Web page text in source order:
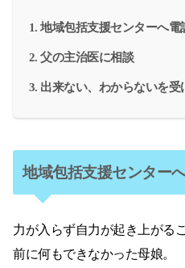
地域包括支援センターへ電
父の主治医に相談
出来ない、わからないを受
地域包括支援センター
力が入らず自力が起き上がる
前に何もできなかった母娘。